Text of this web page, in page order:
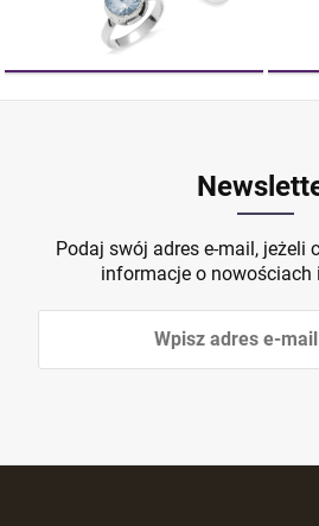
Podaj swój adres e-mail, jeżeli
informacje o nowościach